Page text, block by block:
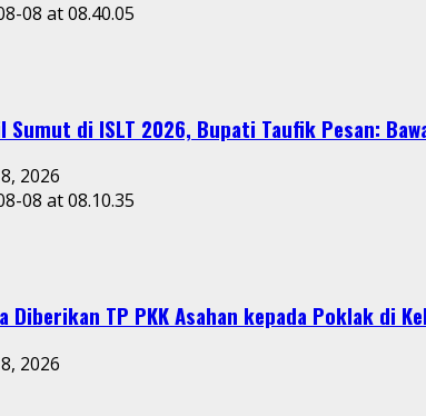
Sumut di ISLT 2026, Bupati Taufik Pesan:
2026
Diberikan TP PKK Asahan kepada Poklak di
2026